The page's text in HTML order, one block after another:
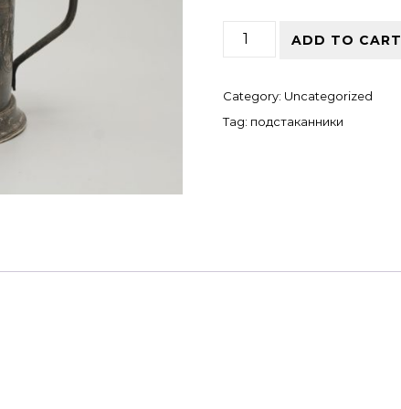
подстаканник quantity
ADD TO CART
Category: Uncategorized
Tag: подстаканники